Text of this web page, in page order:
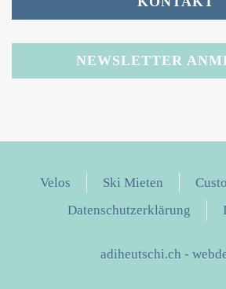
NEWSLETTER
adiheutschi.ch -
Velos Ski Mieten
Datenschutzerklärung